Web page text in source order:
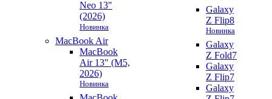
Neo 13"
(2026)
Новинка
MacBook Air
MacBook
Air 13" (M5,
2026)
Новинка
Galaxy
Z Flip8
Новинка
Galaxy
Z Fold7
Galaxy
Z Flip7
Galaxy